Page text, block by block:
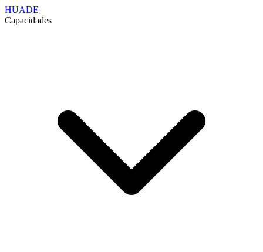
HUADE
Capacidades